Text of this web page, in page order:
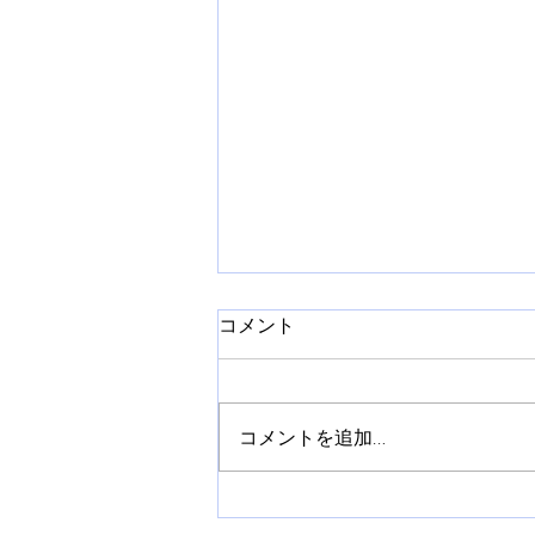
全日本ラリー第３戦 ラリー
コメント
コメントを追加…